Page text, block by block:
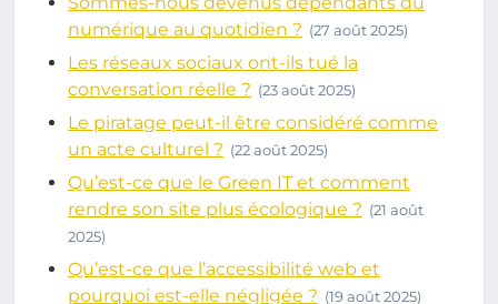
numérique au quotidien ? (27 août 2025)
Les réseaux sociaux ont-ils tué la
conversation réelle ? (23 août 2025)
Le piratage peut-il être considéré comme
un acte culturel ? (22 août 2025)
Qu’est-ce que le Green IT et comment
rendre son site plus écologique ? (21 août
2025)
Qu’est-ce que l’accessibilité web et
pourquoi est-elle négligée ? (19 août 2025)